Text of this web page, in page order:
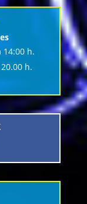
14:00 h.
h.